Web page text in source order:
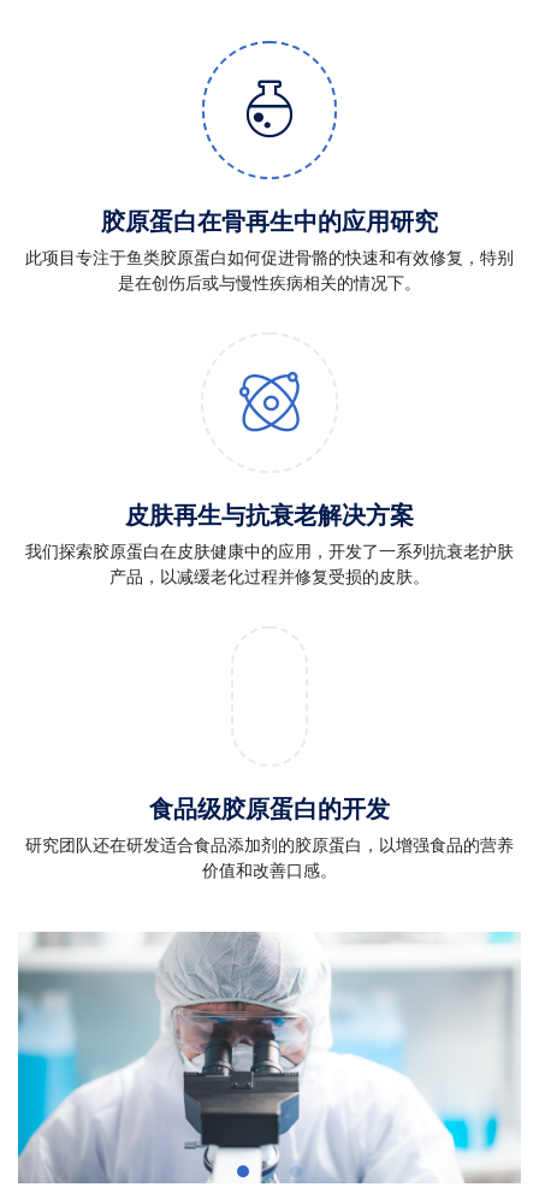
胶原蛋白在骨再生中的应用研究
此项目专注于鱼类胶原蛋白如何促进骨骼的快速和有效修复，特别
是在创伤后或与慢性疾病相关的情况下。
皮肤再生与抗衰老解决方案
我们探索胶原蛋白在皮肤健康中的应用，开发了一系列抗衰老护肤
产品，以减缓老化过程并修复受损的皮肤。
食品级胶原蛋白的开发
研究团队还在研发适合食品添加剂的胶原蛋白，以增强食品的营养
价值和改善口感。